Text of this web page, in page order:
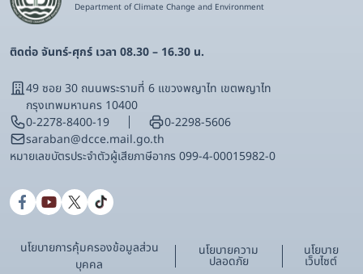
Department of Climate Change and Environment
ติดต่อ จันทร์-ศุกร์ เวลา 08.30 – 16.30 น.
49 ซอย 30 ถนนพระรามที่ 6 แขวงพญาไท เขตพญาไท
กรุงเทพมหานคร 10400
0-2278-8400-19
0-2298-5606
saraban@dcce.mail.go.th
หมายเลขบัตรประจําตัวผู้เสียภาษีอากร 099-4-00015982-0
นโยบายการคุ้มครองข้อมูลส่วน
บุคคล
นโยบายความ
ปลอดภัย
นโยบาย
เว็บไซต์